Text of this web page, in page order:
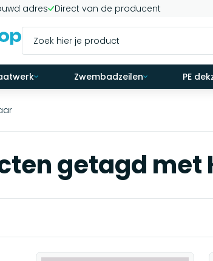
adres Direct van de producent
Zwembadzeilen PE
getagd met